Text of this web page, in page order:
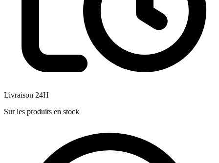
Livraison 24H
Sur les produits en stock